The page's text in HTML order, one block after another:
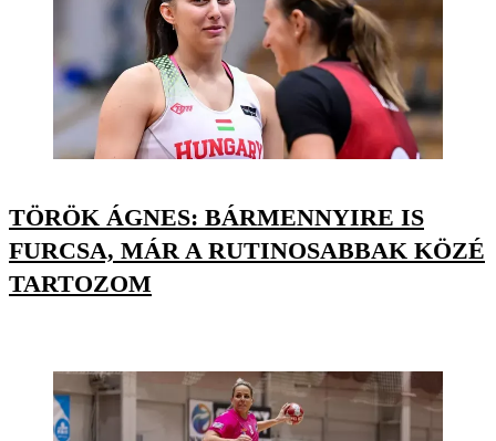
TÖRÖK ÁGNES: BÁRMENNYIRE IS
FURCSA, MÁR A RUTINOSABBAK KÖZÉ
TARTOZOM